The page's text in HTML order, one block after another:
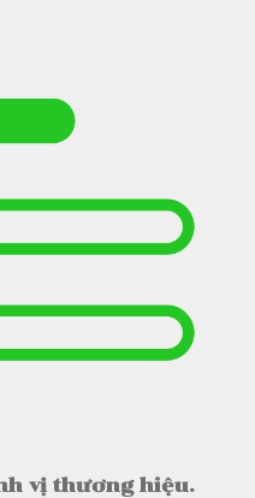
vị thương hiệu.